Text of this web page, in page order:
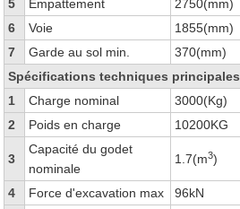
5 Empattement
2750(mm)
6
Voie
1855(mm)
7
Garde au sol min.
370(mm)
Spécifications techniques principales
1
Charge nominal
3000(Kg)
2
Poids en charge 10200KG
3
Capacité du godet
nominale
1.7(m3)
4 Force d'excavation max 96kN